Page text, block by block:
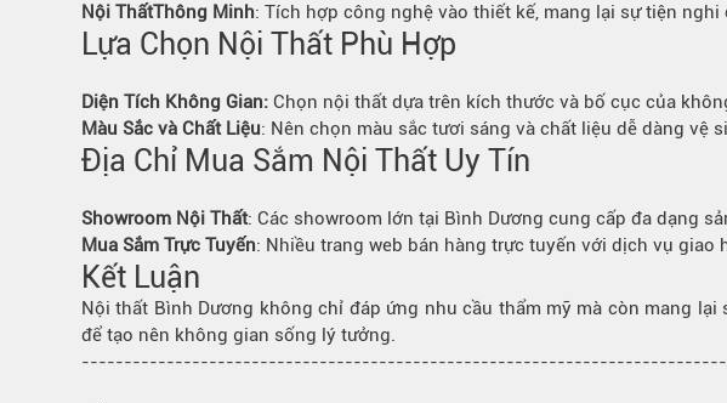
Phụ kiện tủ bếp dưới
Giá để bát đĩa đa năng
Kệ để chất tẩy rửa
Kệ gia vị
Kệ góc liên hoàn
Nội ThấtThông Minh: Tích hợp công nghệ vào thiết kế, mang lại sự tiện
Lựa Chọn Nội Thất Phù Hợp
Diện Tích Không Gian: Chọn nội thất dựa trên kích thước và bố cục của
Màu Sắc và Chất Liệu: Nên chọn màu sắc tươi sáng và chất liệu dễ dàng vệ
Địa Chỉ Mua Sắm Nội Thất Uy Tín
Showroom Nội Thất: Các showroom lớn tại Bình Dương cung cấp đa dạng
Mua Sắm Trực Tuyến: Nhiều trang web bán hàng trực tuyến với dịch vụ giao
Kết Luận
Nội thất Bình Dương không chỉ đáp ứng nhu cầu thẩm mỹ mà còn mang
để tạo nên không gian sống lý tưởng.